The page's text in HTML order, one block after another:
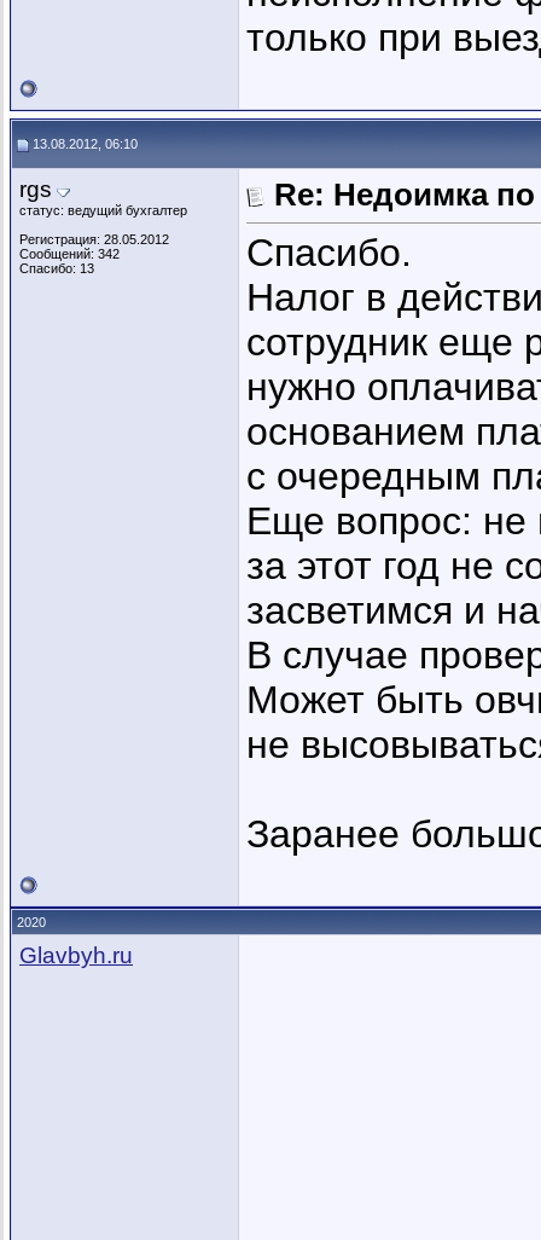
только при
13.08.2012, 06:10
rgs
статус: ведущий бухгалтер
Регистрация: 28.05.2012
Сообщений: 342
Спасибо: 13
Re: Недоимка по
Спасибо.
Налог в
сотрудник еще
нужно
основанием
с очередным
Еще вопрос: не
за этот год не
засветимся и
В случае
Может быть
не
Заранее
2020
Glavbyh.ru